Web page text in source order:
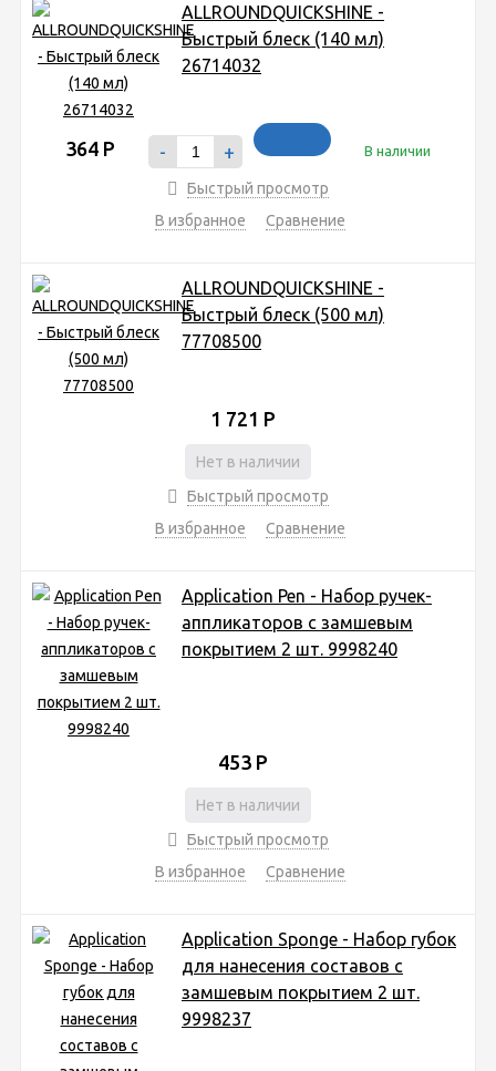
ALLROUNDQUICKSHINE -
Быстрый блеск (140 мл)
26714032
364 Р - + В наличии
Быстрый просмотр
В избранное
Сравнение
ALLROUNDQUICKSHINE -
Быстрый блеск (500 мл)
77708500
1 721 Р
Нет в наличии
Быстрый просмотр
В избранное
Сравнение
Application Pen - Набор ручек-
аппликаторов с замшевым
покрытием 2 шт. 9998240
453 Р
Нет в наличии
Быстрый просмотр
В избранное
Сравнение
Application Sponge - Набор губок
для нанесения составов с
замшевым покрытием 2 шт.
9998237